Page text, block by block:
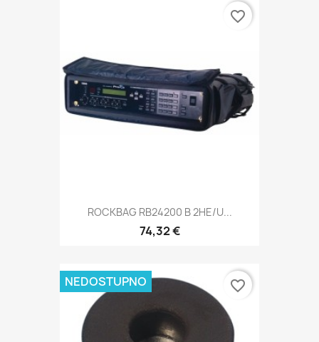
ROCKBAG RB24200 B 2HE/U...
74,32 €
favorite_border
NEDOSTUPNO favorite_border